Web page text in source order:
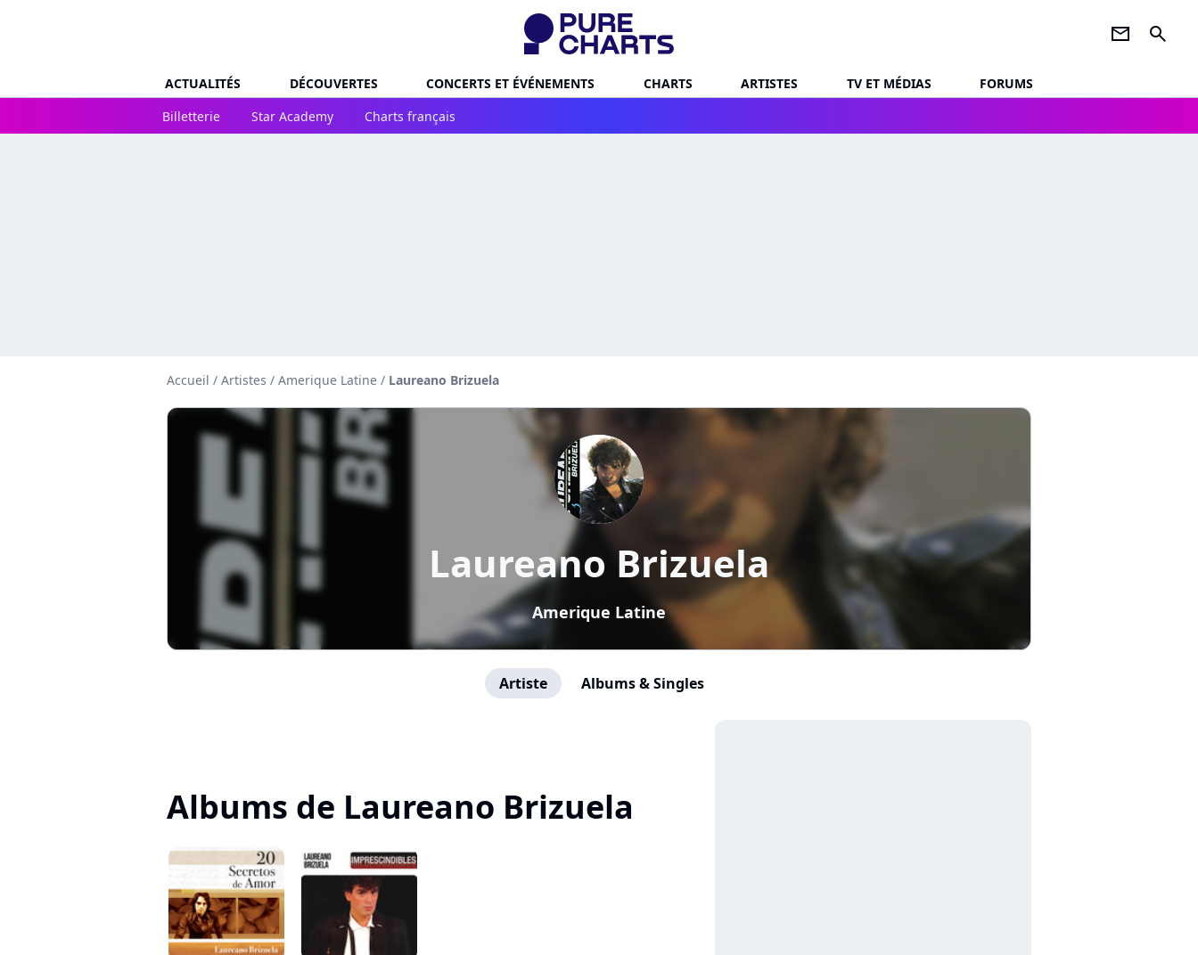
newsletter search
ACTUALITÉS DÉCOUVERTES CONCERTS ET ÉVÉNEMENTS CHARTS ARTISTES TV ET MÉDIAS
FORUMS
Billetterie
Star Academy Charts français
Accueil / Artistes / Amerique Latine / Laureano Brizuela
Laureano Brizuela
Amerique Latine
Artiste Albums & Singles
Albums de Laureano Brizuela